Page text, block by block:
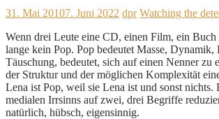
31. Mai 20107. Juni 2022 dpr Watching the
Wenn drei Leute eine CD, einen Film, ein Buch
lange kein Pop. Pop bedeutet Masse, Dynamik,
Täuschung, bedeutet, sich auf einen Nenner zu
der Struktur und der möglichen Komplexität
Lena ist Pop, weil sie Lena ist und sonst nichts.
medialen Irrsinns auf zwei, drei Begriffe
natürlich, hübsch, eigensinnig.